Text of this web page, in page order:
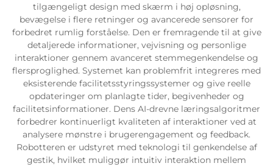
Servicesupport
Kontakt os
tilgængeligt design med skærm i høj opløsning,
bevægelse i flere retninger og avancerede sensorer for
forbedret rumlig forståelse. Den er fremragende til at give
detaljerede informationer, vejvisning og personlige
interaktioner gennem avanceret stemmegenkendelse og
flersproglighed. Systemet kan problemfrit integreres med
eksisterende facilitetsstyringssystemer og give reelle
opdateringer om planlagte tider, begivenheder og
facilitetsinformationer. Dens AI-drevne læringsalgoritmer
forbedrer kontinuerligt kvaliteten af interaktioner ved at
analysere mønstre i brugerengagement og feedback.
Robotteren er udstyret med teknologi til genkendelse af
gestik, hvilket muliggør intuitiv interaktion mellem